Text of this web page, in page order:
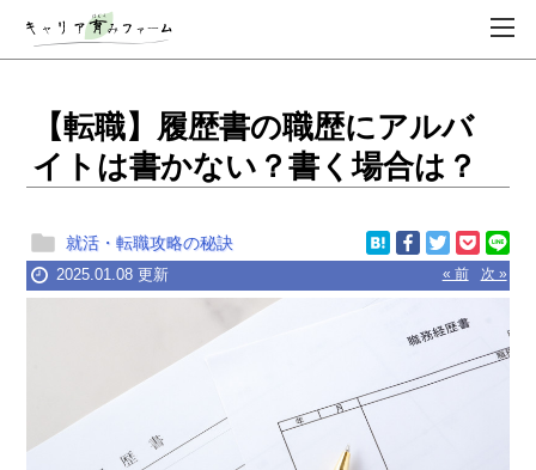
【転職】履歴書の職歴にアルバ
イトは書かない？書く場合は？
就活・転職攻略の秘訣
2025.01.08 更新 次 »
« 前